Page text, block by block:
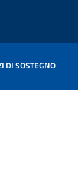
DI SOSTEGNO